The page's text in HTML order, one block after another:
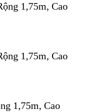
1,75m, Cao
1,75m, Cao
1,75m, Cao